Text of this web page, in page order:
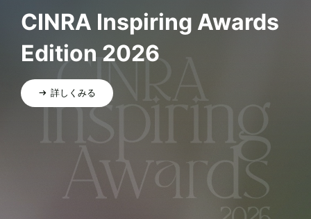
CINRA Inspiring Awards
Edition 2026
詳しくみる